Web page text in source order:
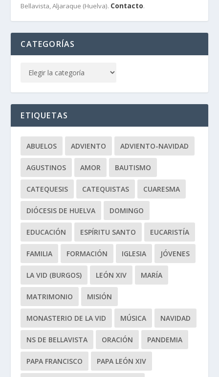
Bellavista, Aljaraque (Huelva). Contacto.
CATEGORÍAS
ETIQUETAS
ABUELOS ADVIENTO ADVIENTO-NAVIDAD
AGUSTINOS AMOR BAUTISMO
CATEQUESIS CATEQUISTAS CUARESMA
DIÓCESIS DE HUELVA DOMINGO
EDUCACIÓN ESPÍRITU SANTO EUCARISTÍA
FAMILIA FORMACIÓN IGLESIA JÓVENES
LA VID (BURGOS) LEÓN XIV MARÍA
MATRIMONIO MISIÓN
MONASTERIO DE LA VID MÚSICA NAVIDAD
NS DE BELLAVISTA ORACIÓN PANDEMIA
PAPA FRANCISCO PAPA LEÓN XIV